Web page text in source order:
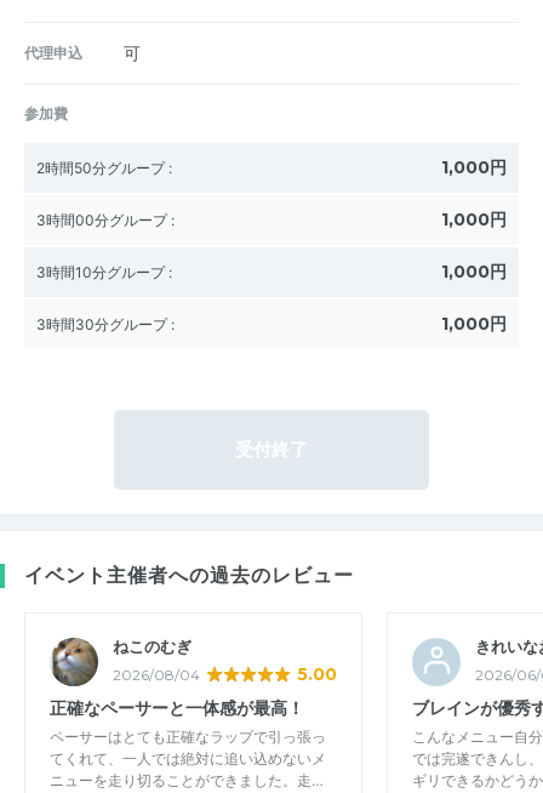
代理申込 可
参加費
2時間50分グループ : 1,000円
3時間00分グループ : 1,000円
3時間10分グループ : 1,000円
3時間30分グループ : 1,000円
受付終了
イベント主催者への過去のレビュー
ねこのむぎ
2026/08/04 5.00
正確なペーサーと一体感が最高！
ペーサーはとても正確なラップで引っ張っ
てくれて、一人では絶対に追い込めないメ
ニューを走り切ることができました。走…
きれいな
2026/
ブレインが優秀
こんなメニュー自
では完遂できんし
ギリできるかどう